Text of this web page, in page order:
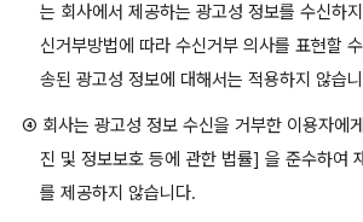
는 회사에서 제공하는 광고성 정보를 수신하
신거부방법에 따라 수신거부 의사를 표현할
송된 광고성 정보에 대해서는 적용하지 않습
④ 회사는 광고성 정보 수신을 거부한 이용자에
진 및 정보보호 등에 관한 법률] 을 준수하여
를 제공하지 않습니다.